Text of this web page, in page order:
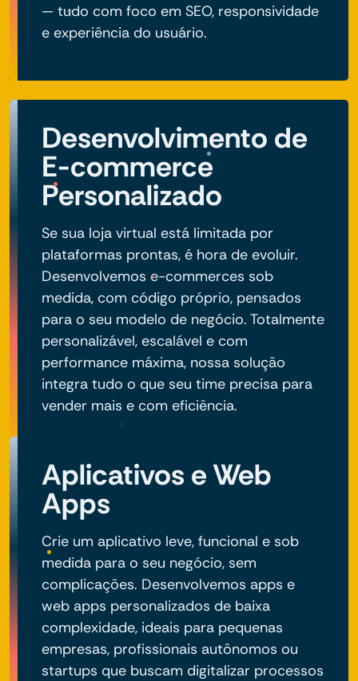
— tudo com foco em SEO, responsividade
e experiência do usuário.
Desenvolvimento de
E-commerce
Personalizado
Se sua loja virtual está limitada por
plataformas prontas, é hora de evoluir.
Desenvolvemos e-commerces sob
medida, com código próprio, pensados
para o seu modelo de negócio. Totalmente
personalizável, escalável e com
performance máxima, nossa solução
integra tudo o que seu time precisa para
vender mais e com eficiência.
Aplicativos e Web
Apps
Crie um aplicativo leve, funcional e sob
medida para o seu negócio, sem
complicações. Desenvolvemos apps e
web apps personalizados de baixa
complexidade, ideais para pequenas
empresas, profissionais autônomos ou
startups que buscam digitalizar processos